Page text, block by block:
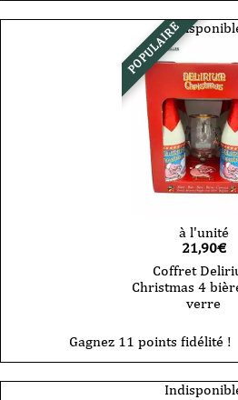
POPULAIRE
à l'unité
21,90€
Coffret
Christmas 4
verre
Gagnez 11 points fidélité !